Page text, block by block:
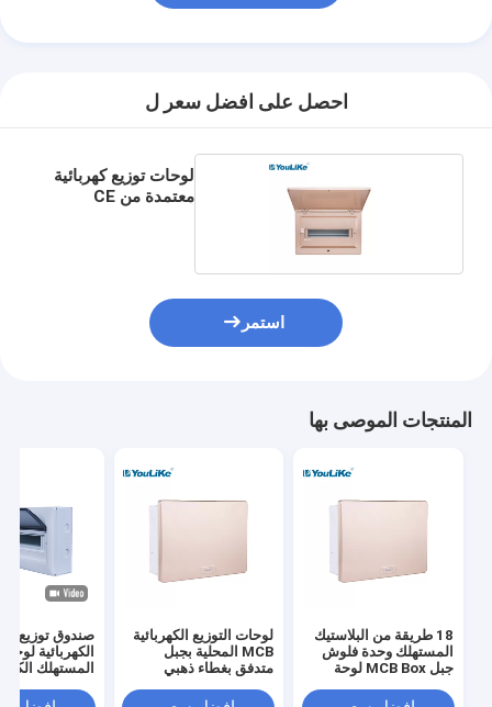
احصل على افضل سعر ل
لوحات توزيع كهربائية
معتمدة من CE
استمر
المنتجات الموصى بها
18 طريقة من البلاستيك
المستهلك وحدة فلوش
جبل MCB Box لوحة
في الأماكن المغلقة
لوحات التوزيع الكهربائية
MCB المحلية بجبل
متدفق بغطاء ذهبي
صندوق توزيع
الكهربائية
المستهلك